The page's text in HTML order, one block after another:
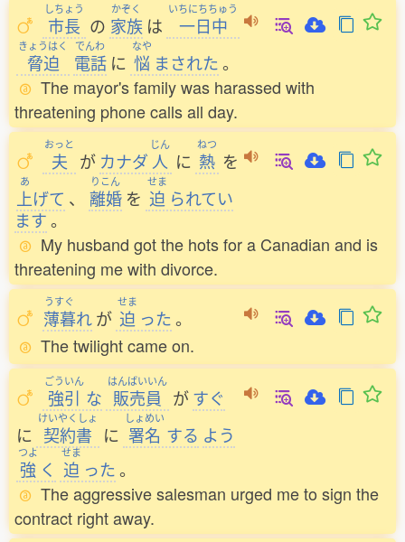
しちょう
市長 の
かぞく
家族 は
いちにちちゅう
一日中
きょうはく
脅迫
でんわ
電話 に
なや
悩 まされた。
The mayor's family was harassed with
threatening phone calls all day.
おっと
夫 が カナダ
じん
人 に
ねつ
熱 を
あ
上げて 、
りこん
離婚 を
せま
迫 られてい
ます。
My husband got the hots for a Canadian and is
threatening me with divorce.
うすぐ
薄暮れが
せま
迫 った。
The twilight came on.
ごういん
強引 な
はんばいいん
販売員 がすぐ
に
けいやくしょ
契約書 に
しょめい
署名 する よう
つよ
強 く
せま
迫 った。
The aggressive salesman urged me to sign the
contract right away.